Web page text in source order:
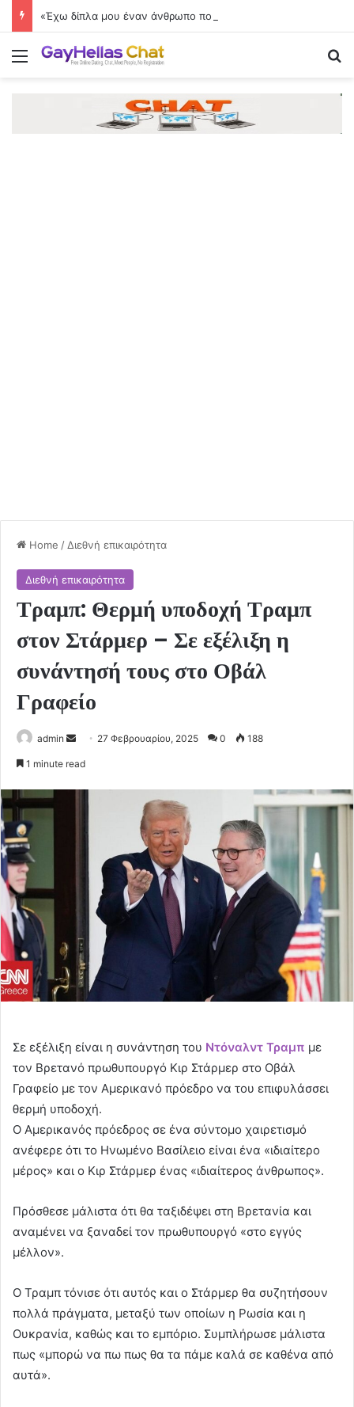
Menu
Home / Διεθνή επικαιρότητα
Διεθνή επικαιρότητα
Τραμπ: Θερμή υποδοχή Τραμπ
στον Στάρμερ – Σε εξέλιξη η
συνάντησή τους στο Οβάλ
Γραφείο
admin
Send 27 Φεβρουαρίου, 2025 0 188
1 minute read
Σε εξέλιξη είναι η συνάντηση του Ντόναλντ Τραμπ με
τον Βρετανό πρωθυπουργό Κιρ Στάρμερ στο Οβάλ
Γραφείο με τον Αμερικανό πρόεδρο να του επιφυλάσσει
θερμή υποδοχή.
Ο Αμερικανός πρόεδρος σε ένα σύντομο χαιρετισμό
ανέφερε ότι το Ηνωμένο Βασίλειο είναι ένα «ιδιαίτερο
μέρος» και ο Κιρ Στάρμερ ένας «ιδιαίτερος άνθρωπος».
Πρόσθεσε μάλιστα ότι θα ταξιδέψει στη Βρετανία και
αναμένει να ξαναδεί τον πρωθυπουργό «στο εγγύς
μέλλον».
Ο Τραμπ τόνισε ότι αυτός και ο Στάρμερ θα συζητήσουν
πολλά πράγματα, μεταξύ των οποίων η Ρωσία και η
Ουκρανία, καθώς και το εμπόριο. Συμπλήρωσε μάλιστα
πως «μπορώ να πω πως θα τα πάμε καλά σε καθένα από
αυτά».